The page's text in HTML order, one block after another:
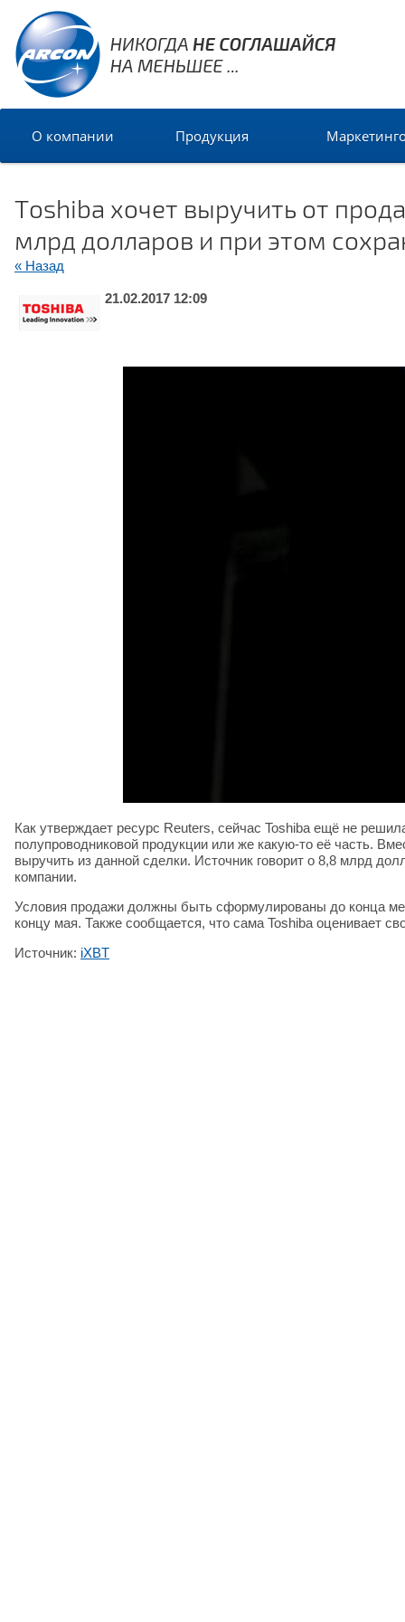
О компании Продукция
Toshiba хочет выручить от
млрд долларов и при этом
« Назад
21.02.2017 12:09
Как утверждает ресурс Reuters, сейчас Toshiba ещё не
полупроводниковой продукции или же какую-то её часть.
выручить из данной сделки. Источник говорит о 8,8 млрд
компании.
Условия продажи должны быть сформулированы до конца
концу мая. Также сообщается, что сама Toshiba оценивает
Источник: iXBT